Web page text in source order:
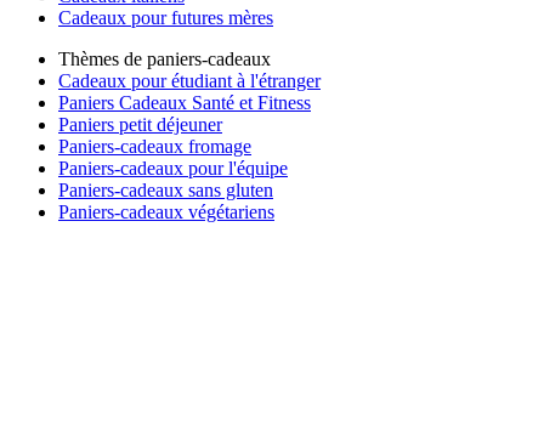
Cadeaux pour futures mères
Thèmes de paniers-cadeaux
Cadeaux pour étudiant à l'étranger
Paniers Cadeaux Santé et Fitness
Paniers petit déjeuner
Paniers-cadeaux fromage
Paniers-cadeaux pour l'équipe
Paniers-cadeaux sans gluten
Paniers-cadeaux végétariens